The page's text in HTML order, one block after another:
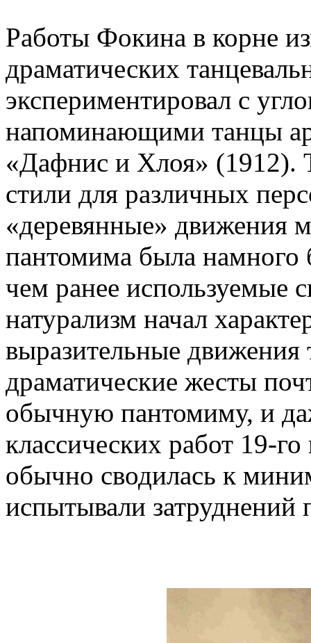
Работы Фокина в корне
драматических
экспериментировал с
напоминающими танцы
«Дафнис и Хлоя» (1912).
стили для различных
«деревянные» движения
пантомима была намного
чем ранее используемые
натурализм начал
выразительные движения
драматические жесты
обычную пантомиму, и
классических работ 19-
обычно сводилась к
испытывали затруднений